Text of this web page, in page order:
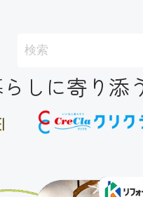
しに寄り添